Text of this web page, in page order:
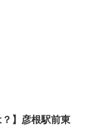
？】彦根駅前東